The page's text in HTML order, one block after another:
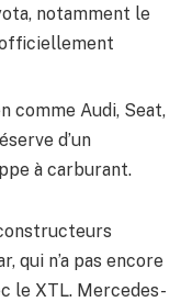
notamment le
comme Audi, Seat,
d’un
à carburant.
qui n’a pas encore
le XTL. Mercedes-